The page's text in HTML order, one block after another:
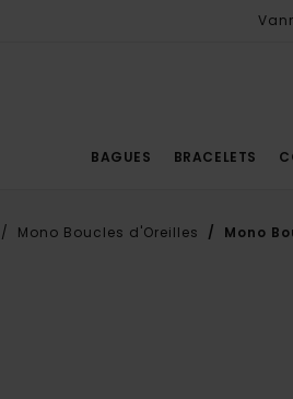
BAGUES BRACELETS
/ Mono Boucles d'Oreilles / Mono